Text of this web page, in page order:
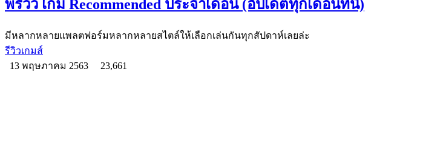
พรีวิว เกม Recommended ประจำเดือน (อัปเดตทุกเดือนที่นี่)
มีหลากหลายแพลตฟอร์มหลากหลายสไตล์ให้เลือกเล่นกันทุกสัปดาห์เลยล่ะ
รีวิวเกมส์
13 พฤษภาคม 2563
23,661